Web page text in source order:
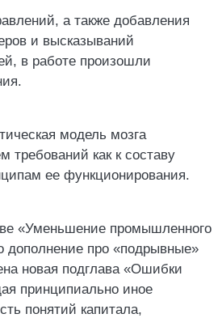
а также добавления
и высказываний
в работе произошли
модель мозга
требований как к составу
ее функционирования.
«Уменьшение промышленного
дополнение про «подрывные»
новая подглава «Ошибки
принципиально иное
понятий капитала,